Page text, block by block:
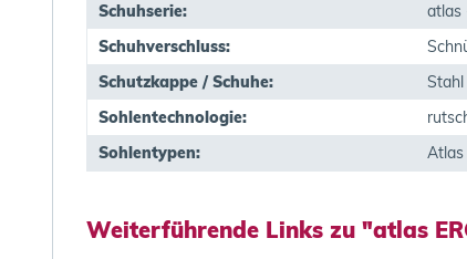
Schuhserie:
atlas
Schuhverschluss:
Schutzkappe / Schuhe:
Stahl
Sohlentechnologie:
Sohlentypen:
Atlas
Weiterführende Links zu "atlas